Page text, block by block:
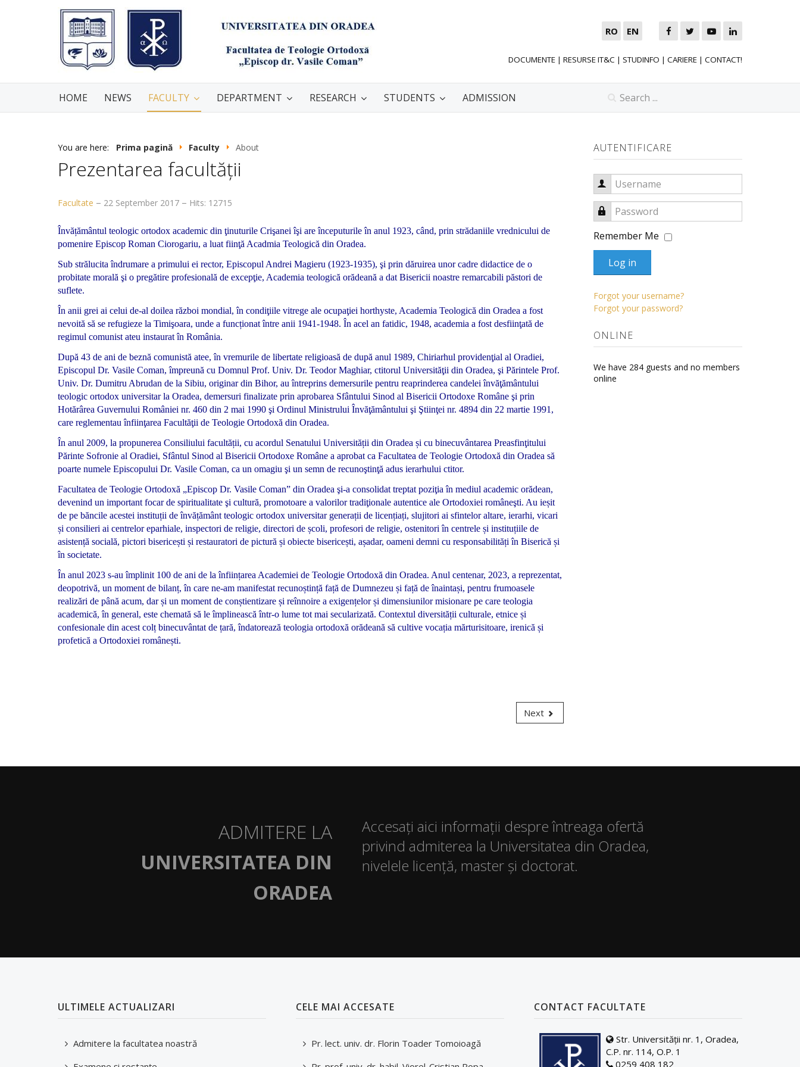
RO EN
DOCUMENTE | RESURSE IT&C | STUDINFO | CARIERE | CONTACT!
HOME NEWS FACULTY DEPARTMENT RESEARCH STUDENTS ADMISSION
You are here: Prima pagină Faculty About
Prezentarea facultății
Facultate 22 September 2017 Hits: 12715
Învățământul teologic ortodox academic din ţinuturile Crişanei îşi are începuturile în anul 1923, când, prin strădaniile vrednicului de
pomenire Episcop Roman Ciorogariu, a luat fiinţă Acadmia Teologică din Oradea.
Sub strălucita îndrumare a primului ei rector, Episcopul Andrei Magieru (1923-1935), şi prin dăruirea unor cadre didactice de o
probitate morală şi o pregătire profesională de excepţie, Academia teologică orădeană a dat Bisericii noastre remarcabili păstori de
suflete.
În anii grei ai celui de-al doilea război mondial, în condiţiile vitrege ale ocupaţiei horthyste, Academia Teologică din Oradea a fost
nevoită să se refugieze la Timişoara, unde a funcționat între anii 1941-1948. În acel an fatidic, 1948, academia a fost desfiinţată de
regimul comunist ateu instaurat în România.
După 43 de ani de beznă comunistă atee, în vremurile de libertate religioasă de după anul 1989, Chiriarhul providenţial al Oradiei,
Episcopul Dr. Vasile Coman, împreună cu Domnul Prof. Univ. Dr. Teodor Maghiar, ctitorul Universităţii din Oradea, şi Părintele Prof.
Univ. Dr. Dumitru Abrudan de la Sibiu, originar din Bihor, au întreprins demersurile pentru reaprinderea candelei învăţământului
teologic ortodox universitar la Oradea, demersuri finalizate prin aprobarea Sfântului Sinod al Bisericii Ortodoxe Române şi prin
Hotărârea Guvernului României nr. 460 din 2 mai 1990 şi Ordinul Ministrului Învăţământului şi Ştiinţei nr. 4894 din 22 martie 1991,
care reglementau înfiinţarea Facultăţii de Teologie Ortodoxă din Oradea.
În anul 2009, la propunerea Consiliului facultății, cu acordul Senatului Universității din Oradea și cu binecuvântarea Preasfinţitului
Părinte Sofronie al Oradiei, Sfântul Sinod al Bisericii Ortodoxe Române a aprobat ca Facultatea de Teologie Ortodoxă din Oradea să
poarte numele Episcopului Dr. Vasile Coman, ca un omagiu şi un semn de recunoştinţă adus ierarhului ctitor.
Facultatea de Teologie Ortodoxă „Episcop Dr. Vasile Coman” din Oradea şi-a consolidat treptat poziţia în mediul academic orădean,
devenind un important focar de spiritualitate şi cultură, promotoare a valorilor tradiţionale autentice ale Ortodoxiei româneşti. Au ieșit
de pe băncile acestei instituții de învățământ teologic ortodox universitar generații de licențiați, slujitori ai sfintelor altare, ierarhi, vicari
și consilieri ai centrelor eparhiale, inspectori de religie, directori de școli, profesori de religie, ostenitori în centrele și instituțiile de
asistență socială, pictori bisericești și restauratori de pictură și obiecte bisericești, așadar, oameni demni cu responsabilități în Biserică și
în societate.
În anul 2023 s-au împlinit 100 de ani de la înființarea Academiei de Teologie Ortodoxă din Oradea. Anul centenar, 2023, a reprezentat,
deopotrivă, un moment de bilanț, în care ne-am manifestat recunoștință față de Dumnezeu și față de înaintași, pentru frumoasele
realizări de până acum, dar și un moment de conștientizare și reînnoire a exigențelor și dimensiunilor misionare pe care teologia
academică, în general, este chemată să le împlinească într-o lume tot mai secularizată. Contextul diversității culturale, etnice și
confesionale din acest colț binecuvântat de țară, îndatorează teologia ortodoxă orădeană să cultive vocația mărturisitoare, irenică și
profetică a Ortodoxiei românești.
Next
AUTENTIFICARE
Username
Password
Remember Me
Log in
Forgot your username?
Forgot your password?
ONLINE
We have 284 guests and no members
online
ADMITERE LA
UNIVERSITATEA DIN
ORADEA
Accesați aici informații despre întreaga ofertă
privind admiterea la Universitatea din Oradea,
nivelele licență, master și doctorat.
ULTIMELE ACTUALIZARI
Admitere la facultatea noastră
CELE MAI ACCESATE
Pr. lect. univ. dr. Florin Toader Tomoioagă
CONTACT FACULTATE
Str. Universității nr. 1, Oradea,
C.P. nr. 114, O.P. 1
0259 408 182